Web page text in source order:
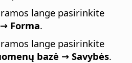
lange pasirinkite
Forma.
lange pasirinkite
bazė → Savybės.